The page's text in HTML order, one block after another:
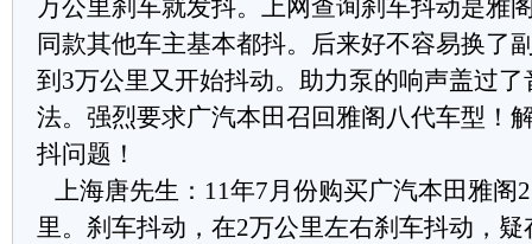
万公里刹车就发抖。上网查询刹车抖动是雅
同款其他车主基本都抖。 后来好不容易换了
到 3万公里又开始抖动。 助力泵的响声盖过了
法。 强烈要求广汽本田召回雅阁八代车型！
抖问题！
上海唐先生： 11年7月份购买广汽本田雅阁
里。刹车抖动，在2万公里左右刹车抖动，